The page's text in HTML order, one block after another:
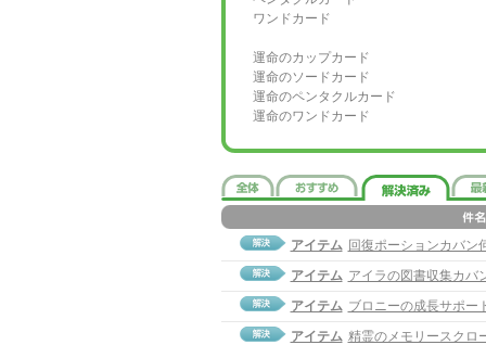
ワンドカード
運命のカップカード
運命のソードカード
運命のペンタクルカード
運命のワンドカード
アイテム 回復ポーションカバン
アイテム アイラの図書収集カバ
アイテム ブロニーの成長サポー
アイテム 精霊のメモリースクロ